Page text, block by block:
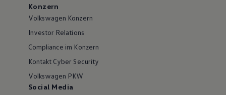
Konzern
Volkswagen Konzern
Investor Relations
Compliance im Konzern
Kontakt Cyber Security
Volkswagen PKW
Social Media